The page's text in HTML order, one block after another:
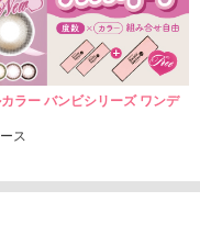
ラー バンビシリーズ ワンデ
ス